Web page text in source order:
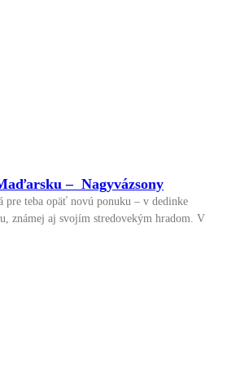
– Nagyvázsony
pre teba opäť novú ponuku – v dedinke
známej aj svojím stredovekým hradom. V